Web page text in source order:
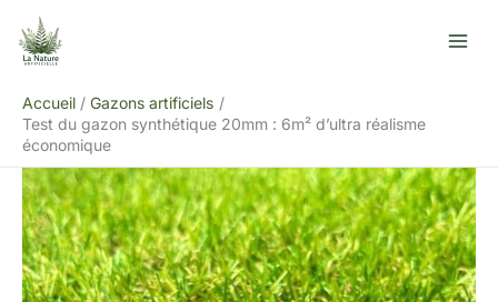
contenu
Accueil
Gazons artificiels
Test du gazon synthétique 20mm : 6m² d’ultra réalisme
économique
e
h
e
r
c
h
e
r